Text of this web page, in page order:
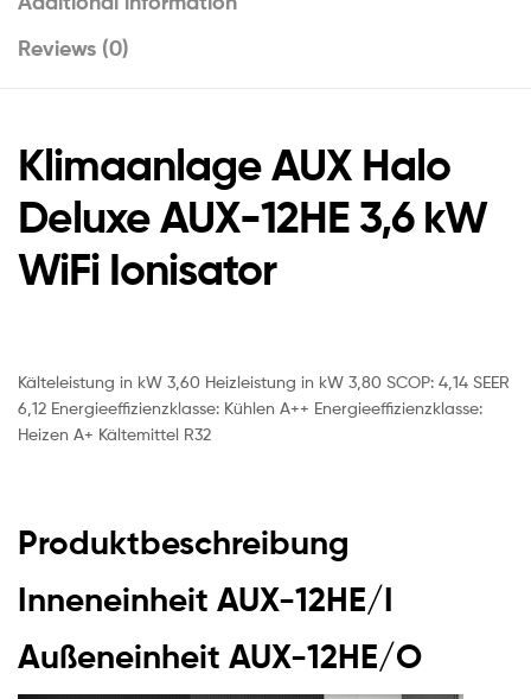
Reviews (0)
Klimaanlage AUX Halo
Deluxe AUX-12HE 3,6 kW
WiFi Ionisator
Kälteleistung in kW 3,60 Heizleistung in kW 3,80 SCOP: 4,14 SEER
6,12 Energieeffizienzklasse: Kühlen A++ Energieeffizienzklasse:
Heizen A+ Kältemittel R32
Produktbeschreibung
Inneneinheit AUX-12HE/I
Außeneinheit AUX-12HE/O